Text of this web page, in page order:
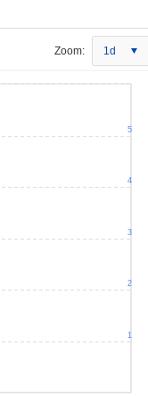
Zoom: 1d
1
2
3
4
5